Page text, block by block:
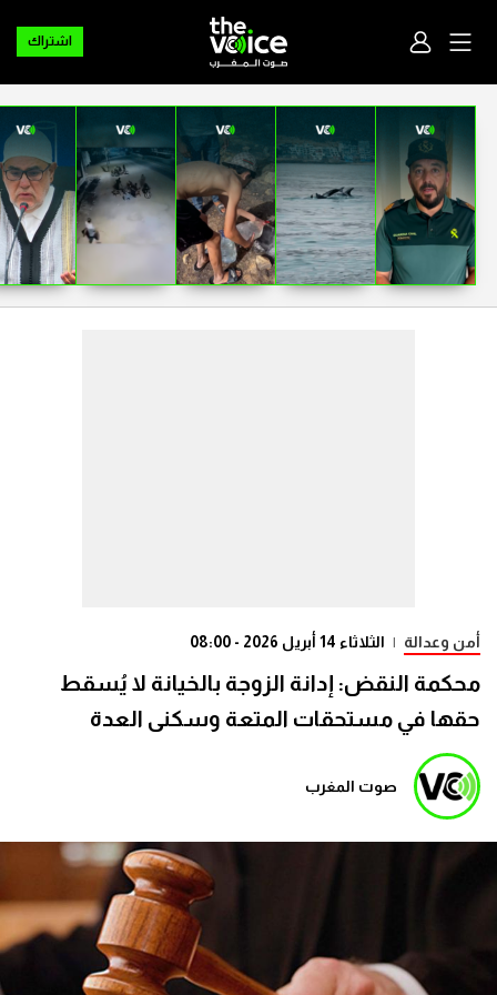
اشتراك
أمن وعدالة | الثلاثاء 14 أبريل 2026 - 08:00
محكمة النقض: إدانة الزوجة بالخيانة لا يُسقط
حقها في مستحقات المتعة وسكنى العدة
صوت المغرب